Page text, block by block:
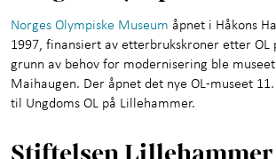
Norges Olympiske Museum åpnet i Håkons
1997, finansiert av etterbrukskroner etter OL
grunn av behov for modernisering ble
Maihaugen. Der åpnet det nye OL-museet
til Ungdoms OL på Lillehammer.
Stiftelsen